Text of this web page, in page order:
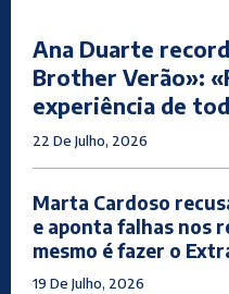
Ana Duarte
Brother Verão»:
experiência de
22 De Julho, 2026
Marta Cardoso
e aponta falhas nos
mesmo é fazer o
19 De Julho, 2026